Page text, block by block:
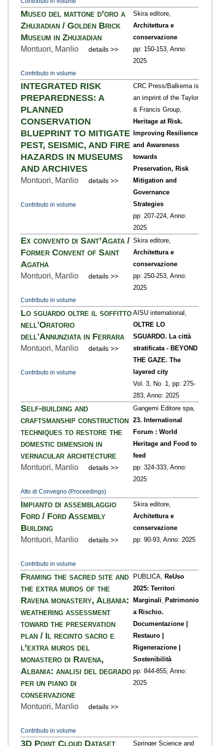
Museo del mattone d’oro a
Zhujiadian / Golden Brick
Museum in Zhujiadian
Montuori, Manlio details >>
Contributo in volume
Skira editore,
Architettura e
conservazione
pp: 150-153, Anno:
2025
INTEGRATED RISK
PREPAREDNESS: A
PLANNED
CONSERVATION
BLUEPRINT TO MITIGATE
PEST, SEISMIC, AND FIRE
HAZARDS IN MUSEUMS
AND ARCHIVES
Montuori, Manlio details >>
Contributo in volume
CRC Press/Balkema is
an imprint of the Taylor
& Francis Group,
Heritage at Risk.
Improving Resilience
and Awareness
towards
Preservation, Risk
Mitigation and
Governance
Strategies
pp: 207-224, Anno:
2025
Ex convento di Sant’Agata /
Former Convent of Saint
Agatha
Montuori, Manlio details >>
Contributo in volume
Skira editore,
Architettura e
conservazione
pp: 250-253, Anno:
2025
Lo sguardo oltre il soffitto
nell'Oratorio
dell'Annunziata in Ferrara
Montuori, Manlio details >>
Contributo in volume
AISU international,
OLTRE LO
SGUARDO. La città
stratificata - BEYOND
THE GAZE. The
layered city
Vol. 3, No. 1, pp: 275-
283, Anno: 2025
Self-building and
craftsmanship construction
techniques to restore the
domestic dimension in
vernacular architecture
Montuori, Manlio details >>
Atto di Convegno (Proceedings)
Gangemi Editore spa,
23. International
Forum : World
Heritage and Food to
feed
pp: 324-333, Anno:
2025
Impianto di assemblaggio
Ford / Ford Assembly
Building
Montuori, Manlio details >>
Contributo in volume
Skira editore,
Architettura e
conservazione
pp: 90-93, Anno: 2025
Framing the sacred site and
the extra muros of the
Ravena monastery, Albania:
weathering assessment
toward the preservation
plan / Il recinto sacro e
l’extra muros del
monastero di Ravena,
Albania: analisi del degrado
per un piano di
conservazione
Montuori, Manlio details >>
Contributo in volume
PUBLICA, ReUso
2025: Territori
Marginali_Patrimonio
a Rischio.
Documentazione |
Restauro |
Rigenerazione |
Sostenibilità
pp: 844-855, Anno:
2025
3D Point Cloud Dataset
Springer Science and